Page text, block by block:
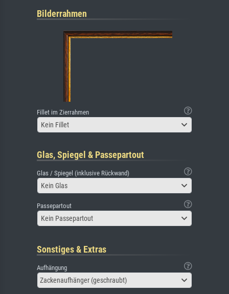
Bilderrahmen
Fillet im Zierrahmen
Kein Fillet
Glas, Spiegel & Passepartout
Glas / Spiegel (inklusive Rückwand)
Kein Glas
Passepartout
Kein Passepartout
Sonstiges & Extras
Aufhängung
Zackenaufhänger (geschraubt)